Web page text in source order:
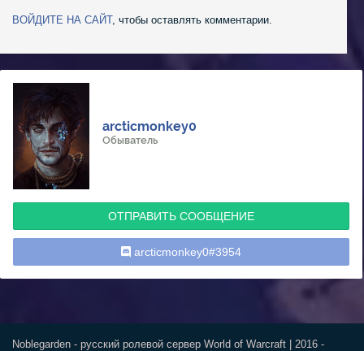
ВОЙДИТЕ НА САЙТ, чтобы оставлять комментарии.
arcticmonkey0
Обыватель
ОТПРАВИТЬ СООБЩЕНИЕ
arcticmonkey0#3954
Noblegarden - русский ролевой сервер World of Warcraft | 2016 -